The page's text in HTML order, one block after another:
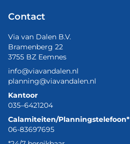
Contact
Via van Dalen B.V.
Bramenberg 22
3755 BZ Eemnes
info@viavandalen.nl
planning@viavandalen.nl
Kantoor
035–6421204
Calamiteiten/Planningstelefoon*
06-83697695